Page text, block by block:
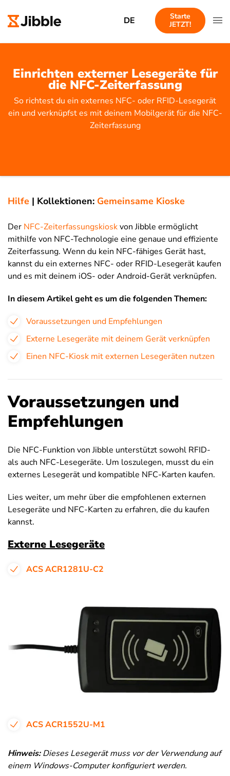
DE
Starte
JETZT!
Einrichten externer Lesegeräte für
die NFC-Zeiterfassung
So richtest du ein externes NFC- oder RFID-Lesegerät
ein und verknüpfst es mit deinem Mobilgerät für die NFC-
Zeiterfassung
Hilfe | Kollektionen: Gemeinsame Kioske
Der NFC-Zeiterfassungskioskvon Jibble ermöglicht
mithilfe von NFC-Technologie eine genaue und effiziente
Zeiterfassung. Wenn du kein NFC-fähiges Gerät hast,
kannst du ein externes NFC- oder RFID-Lesegerät kaufen
und es mit deinem iOS- oder Android-Gerät verknüpfen.
In diesem Artikel geht es um die folgenden Themen:
Voraussetzungen und Empfehlungen
Externe Lesegeräte mit deinem Gerät verknüpfen
Einen NFC-Kiosk mit externen Lesegeräten nutzen
Voraussetzungen und
Empfehlungen
Die NFC-Funktion von Jibble unterstützt sowohl RFID-
als auch NFC-Lesegeräte. Um loszulegen, musst du ein
externes Lesegerät und kompatible NFC-Karten kaufen.
Lies weiter, um mehr über die empfohlenen externen
Lesegeräte und NFC-Karten zu erfahren, die du kaufen
kannst.
Externe Lesegeräte
ACS ACR1281U-C2
ACS ACR1552U-M1
Hinweis:Dieses Lesegerät muss vor der Verwendung auf
einem Windows-Computer konfiguriert werden.